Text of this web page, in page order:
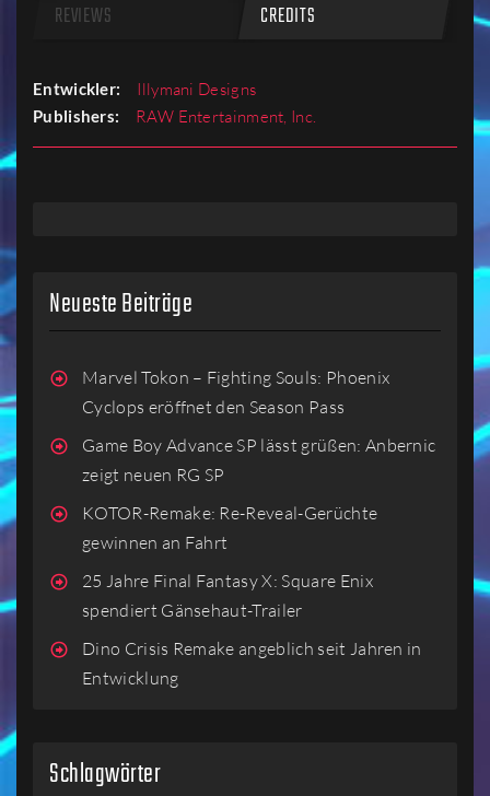
REVIEWS
CREDITS
Entwickler: Illymani Designs
Publishers: RAW Entertainment, Inc.
Neueste Beiträge
Marvel Tokon – Fighting Souls: Phoenix
Cyclops eröffnet den Season Pass
Game Boy Advance SP lässt grüßen: Anbernic
zeigt neuen RG SP
KOTOR-Remake: Re-Reveal-Gerüchte
gewinnen an Fahrt
25 Jahre Final Fantasy X: Square Enix
spendiert Gänsehaut-Trailer
Dino Crisis Remake angeblich seit Jahren in
Entwicklung
Schlagwörter